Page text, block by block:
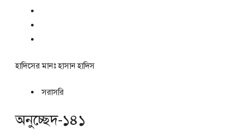
হাদিসের মানঃহাসান হাদিস
সরাসরি
অনুচ্ছেদ-১৪১